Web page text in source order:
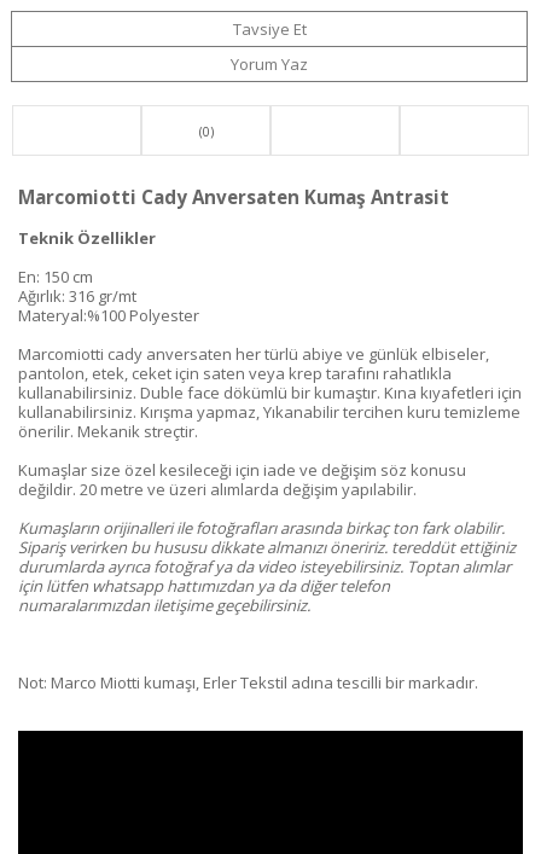
Tavsiye Et
Yorum Yaz
(0)
Marcomiotti Cady Anversaten Kumaş Antrasit
Teknik Özellikler
En: 150 cm
Ağırlık: 316 gr/mt
Materyal:%100 Polyester
Marcomiotti cady anversaten her türlü abiye ve günlük elbiseler,
pantolon, etek, ceket için saten veya krep tarafını rahatlıkla
kullanabilirsiniz. Duble face dökümlü bir kumaştır. Kına kıyafetleri için
kullanabilirsiniz. Kırışma yapmaz, Yıkanabilir tercihen kuru temizleme
önerilir. Mekanik streçtir.
Kumaşlar size özel kesileceği için iade ve değişim söz konusu
değildir. 20 metre ve üzeri alımlarda değişim yapılabilir.
Kumaşların orijinalleri ile fotoğrafları arasında birkaç ton fark olabilir.
Sipariş verirken bu hususu dikkate almanızı öneririz. tereddüt ettiğiniz
durumlarda ayrıca fotoğraf ya da video isteyebilirsiniz. Toptan alımlar
için lütfen whatsapp hattımızdan ya da diğer telefon
numaralarımızdan iletişime geçebilirsiniz.
Not: Marco Miotti kumaşı, Erler Tekstil adına tescilli bir markadır.